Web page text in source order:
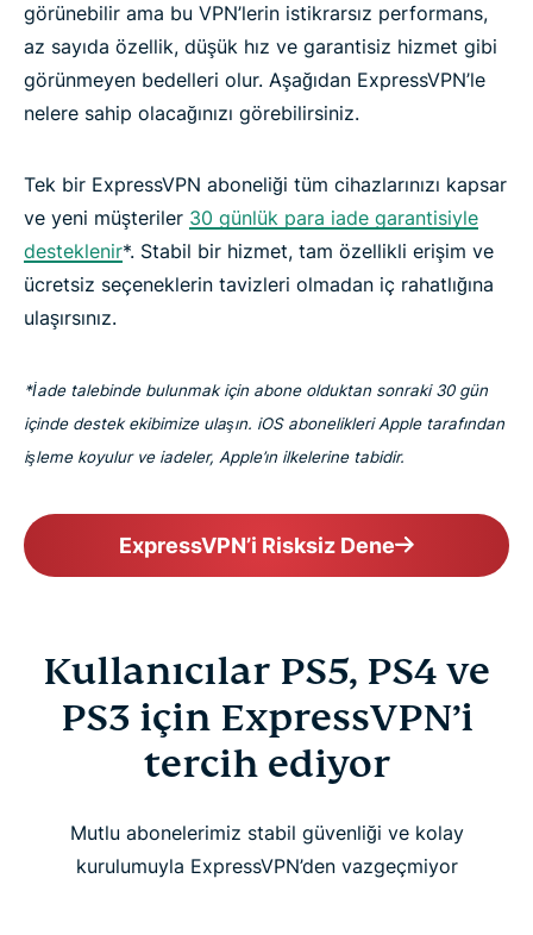
görünebilir ama bu VPN’lerin istikrarsız performans,
az sayıda özellik, düşük hız ve garantisiz hizmet gibi
görünmeyen bedelleri olur. Aşağıdan ExpressVPN’le
nelere sahip olacağınızı görebilirsiniz.
Tek bir ExpressVPN aboneliği tüm cihazlarınızı kapsar
ve yeni müşteriler 30 günlük para iade garantisiyle
desteklenir*. Stabil bir hizmet, tam özellikli erişim ve
ücretsiz seçeneklerin tavizleri olmadan iç rahatlığına
ulaşırsınız.
*İade talebinde bulunmak için abone olduktan sonraki 30 gün
içinde destek ekibimize ulaşın. iOS abonelikleri Apple tarafından
işleme koyulur ve iadeler, Apple’ın ilkelerine tabidir.
ExpressVPN’i Risksiz Dene
Kullanıcılar PS5, PS4 ve
PS3 için ExpressVPN’i
tercih ediyor
Mutlu abonelerimiz stabil güvenliği ve kolay
kurulumuyla ExpressVPN’den vazgeçmiyor